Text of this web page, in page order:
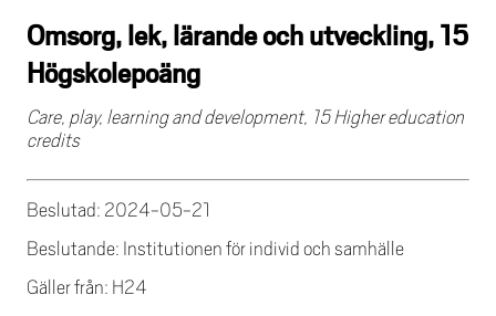
Omsorg, lek, lärande och utveckling, 15
Högskolepoäng
Care, play, learning and development, 15 Higher education
credits
Beslutad: 2024-05-21
Beslutande: Institutionen för individ och samhälle
Gäller från: H24